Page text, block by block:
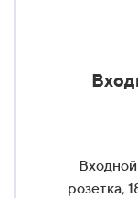
розетка,